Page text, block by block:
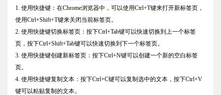
1. 使用快捷键：在Chrome浏览器中，可以使用Ctrl+T键来打开新标签页，
使用Ctrl+Shift+T键来关闭当前标签页。
2. 使用快捷键切换标签页：按下Ctrl+Tab键可以快速切换到上一个标签
页，按下Ctrl+Shift+Tab键可以快速切换到下一个标签页。
3. 使用快捷键创建新标签页：按下Ctrl+N键可以创建一个新的空白标签
页。
4. 使用快捷键复制文本：按下Ctrl+C键可以复制选中的文本，按下Ctrl+V
键可以粘贴复制的文本。